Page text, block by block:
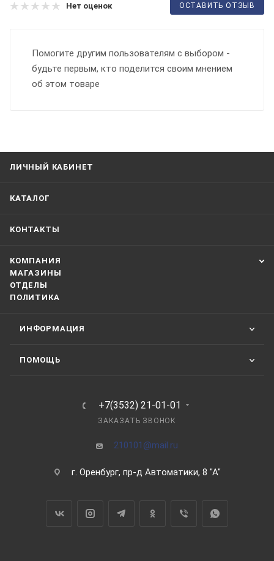
Нет оценок ОСТАВИТЬ ОТЗЫВ
Помогите другим пользователям с выбором -
будьте первым, кто поделится своим мнением
об этом товаре
ЛИЧНЫЙ КАБИНЕТ
КАТАЛОГ
КОНТАКТЫ
КОМПАНИЯ
МАГАЗИНЫ
ОТДЕЛЫ
ПОЛИТИКА
ИНФОРМАЦИЯ
ПОМОЩЬ
+7(3532) 21-01-01
ЗАКАЗАТЬ ЗВОНОК
210101@mail.ru
г. Оренбург, пр-д Автоматики, 8 "А"